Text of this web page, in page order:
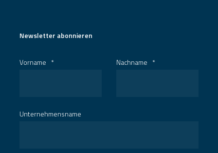
Newsletter abonnieren
Vorname * Nachname *
Unternehmensname